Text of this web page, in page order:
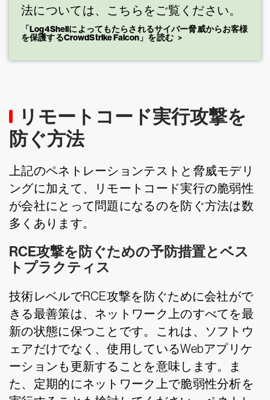
法については、こちらをご覧ください。
「Log4Shellによってもたらされるサイバー脅威からお客様
を保護するCrowdStrike Falcon」を読む
リモートコード実行攻撃を
防ぐ方法
上記のペネトレーションテストと脅威モデリ
ングに加えて、リモートコード実行の脆弱性
が会社にとって問題になるのを防ぐ方法は数
多くあります。
RCE攻撃を防ぐための予防措置とベス
トプラクティス
技術レベルでRCE攻撃を防ぐために会社がで
きる最善策は、ネットワーク上のすべてを最
新の状態に保つことです。これは、ソフトウ
ェアだけでなく、使用しているWebアプリケ
ーションも更新することを意味します。ま
た、定期的にネットワーク上で脆弱性分析を